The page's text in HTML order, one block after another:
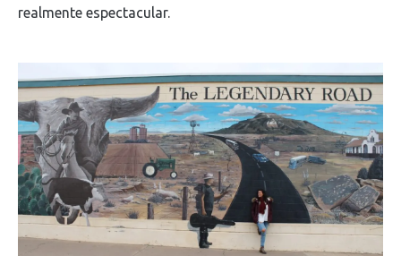
realmente espectacular.